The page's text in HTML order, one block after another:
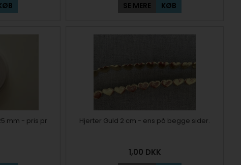
SE MERE KØB
mm - pris pr
Hjerter Guld 2 cm - ens på begge sider.
1,00 DKK